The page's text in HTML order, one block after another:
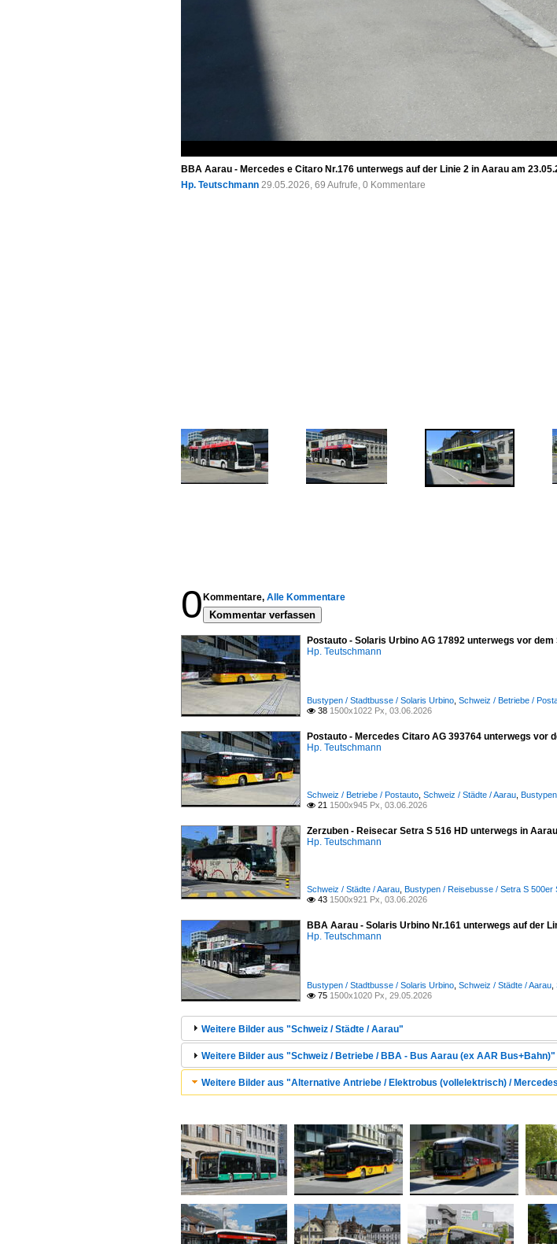
BBA Aarau - Mercedes e Citaro Nr.176 unterwegs auf der Linie 2 in Aarau am
Hp. Teutschmann 29.05.2026, 69 Aufrufe, 0 Kommentare
0 Kommentare, Alle Kommentare
Kommentar verfassen
Postauto - Solaris Urbino AG 17892 unterwegs vor
Hp. Teutschmann
Bustypen / Stadtbusse / Solaris Urbino Schweiz / Betriebe /
 38 1500x1022 Px, 03.06.2026
Postauto - Mercedes Citaro AG 393764 unterwegs vor
Hp. Teutschmann
Schweiz / Betriebe / Postauto Schweiz / Städte / Aarau
 21 1500x945 Px, 03.06.2026
Zerzuben - Reisecar Setra S 516 HD unterwegs in
Hp. Teutschmann
Schweiz / Städte / Aarau Bustypen / Reisebusse / Setra S 500er
 43 1500x921 Px, 03.06.2026
BBA Aarau - Solaris Urbino Nr.161 unterwegs auf der
Hp. Teutschmann
Bustypen / Stadtbusse / Solaris Urbino Schweiz / Städte / Aarau
 75 1500x1020 Px, 29.05.2026
Weitere Bilder aus "Schweiz / Städte / Aarau"
Weitere Bilder aus "Schweiz / Betriebe / BBA - Bus Aarau (ex AAR Bus+Bahn)"
Weitere Bilder aus "Alternative Antriebe / Elektrobus (vollelektrisch) /